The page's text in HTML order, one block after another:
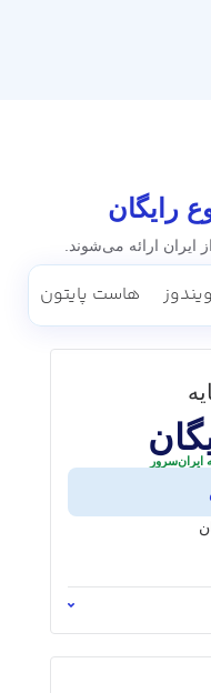
رایگان
ارائه می‌شوند.
هاست پایتون